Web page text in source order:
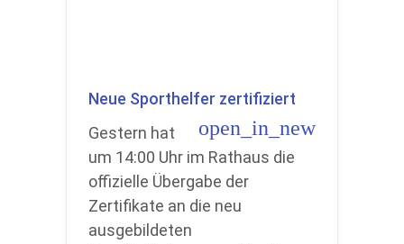
Neue Sporthelfer zertifiziert
open_in_new
Gestern hat
um 14:00 Uhr im Rathaus die
offizielle Übergabe der
Zertifikate an die neu
ausgebildeten